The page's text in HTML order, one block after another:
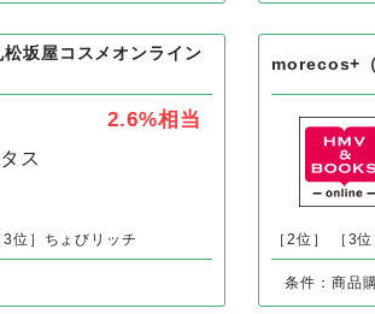
ス
坂屋コスメオンライン
2.6%
ス
morecos+